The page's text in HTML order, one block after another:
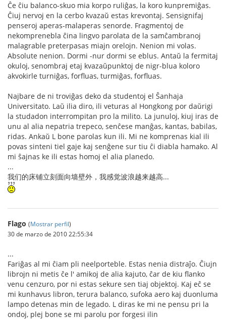
Ĉe ĉiu balanco-skuo mia korpo ruliĝas, la koro kunpremiĝas.
Ĉiuj nervoj en la cerbo kvazaŭ estas krevontaj. Sensignifaj
penseroj aperas-malaperas senorde. Fragmentoj de
nekomprenebla ĉina lingvo parolata de la samĉambranoj
malagrable preterpasas miajn orelojn. Nenion mi volas.
Absolute nenion. Dormi -nur dormi se eblus. Antaŭ la fermitaj
okuloj, senombraj etaj kvazaŭpunktoj de nigr-blua koloro
akvokirle turniĝas, forfluas, turmiĝas, forfluas.
Najbare de ni troviĝas deko da studentoj el Ŝanhaja
Universitato. Laŭ ilia diro, ili veturas al Hongkong por daŭrigi
la studadon interrompitan pro la milito. La junuloj, kiuj iras de
unu al alia nepatria trepeco, senĉese manĝas, kantas, babilas,
ridas. Ankaŭ L bone parolas kun ili. Mi ne komprenas kial ili
povas sinteni tiel gaje kaj senĝene sur tiu ĉi diabla hamako. Al
mi ŝajnas ke ili estas homoj el alia planedo.
...
我们的床铺立刻面向墙壁外，我感觉波浪越来越高...
Flago (Mostrar perfil)
30 de marzo de 2010 22:55:34
...
Fariĝas al mi ĉiam pli neelporteble. Estas nenia distraĵo. Ĉiujn
librojn ni metis ĉe l' amikoj de alia kajuto, ĉar de kiu flanko
venu cenzuro, por ni estas sekure sen tiaj objektoj. Kaj eĉ se
mi kunhavus libron, terura balanco, sufoka aero kaj duonluma
lampo detenas min de legado. L diras ke mi ne pensu pri la
ondoj, plej bone se mi parolu por forgesi ilin